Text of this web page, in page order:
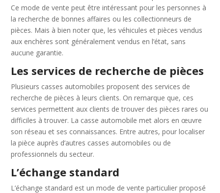
Ce mode de vente peut être intéressant pour les personnes à
la recherche de bonnes affaires ou les collectionneurs de
pièces. Mais à bien noter que, les véhicules et pièces vendus
aux enchères sont généralement vendus en l’état, sans
aucune garantie.
Les services de recherche de pièces
Plusieurs casses automobiles proposent des services de
recherche de pièces à leurs clients. On remarque que, ces
services permettent aux clients de trouver des pièces rares ou
difficiles à trouver. La casse automobile met alors en œuvre
son réseau et ses connaissances. Entre autres, pour localiser
la pièce auprès d’autres casses automobiles ou de
professionnels du secteur.
L’échange standard
L’échange standard est un mode de vente particulier proposé